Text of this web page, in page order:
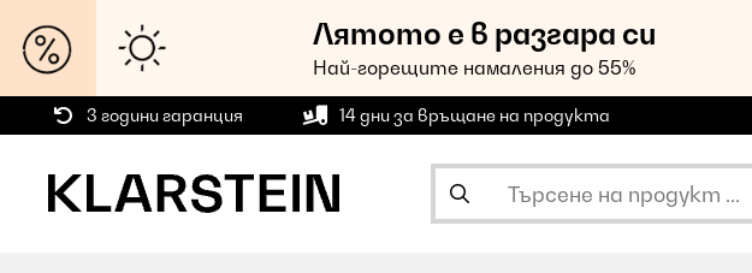
Лятото е в разгара си
Най-горещите намаления до 55%
3 години гаранция 14 дни за връщане на продукта